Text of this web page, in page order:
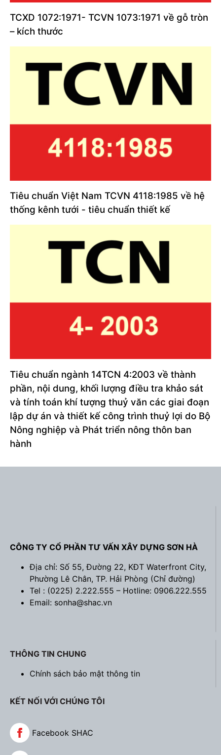
TCXD 1072:1971- TCVN 1073:1971 về gỗ tròn
– kích thước
Tiêu chuẩn Việt Nam TCVN 4118:1985 về hệ
thống kênh tưới - tiêu chuẩn thiết kế
Tiêu chuẩn ngành 14TCN 4:2003 về thành
phần, nội dung, khối lượng điều tra khảo sát
và tính toán khí tượng thuỷ văn các giai đoạn
lập dự án và thiết kế công trình thuỷ lợi do Bộ
Nông nghiệp và Phát triển nông thôn ban
hành
CÔNG TY CỔ PHẦN TƯ VẤN XÂY DỰNG SƠN HÀ
Địa chỉ: Số 55, Đường 22, KĐT Waterfront City,
Phường Lê Chân, TP. Hải Phòng (Chỉ đường)
Tel : (0225) 2.222.555 – Hotline: 0906.222.555
Email: sonha@shac.vn
THÔNG TIN CHUNG
Chính sách bảo mật thông tin
KẾT NỐI VỚI CHÚNG TÔI
Facebook SHAC